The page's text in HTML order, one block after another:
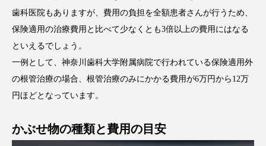
歯科医院もありますが、費用の負担を全額患者さんが行うため、
保険適用の治療費用と比べて少なくとも3倍以上の費用にはなる
といえるでしょう。
一例として、神奈川歯科大学附属病院で行われている保険適用外
の根管治療の場合、根管治療のみにかかる費用が6万円から12万
円ほどとなっています。
かぶせ物の種類と費用の目安